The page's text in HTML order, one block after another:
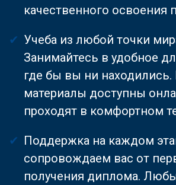
качественного освоения
Учеба из любой точки
Занимайтесь в удобное
где бы вы ни находились.
материалы доступны
проходят в комфортном
Поддержка на каждом
сопровождаем вас от
получения диплома.